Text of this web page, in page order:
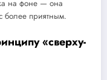
на фоне — она
более приятным.
«сверху-